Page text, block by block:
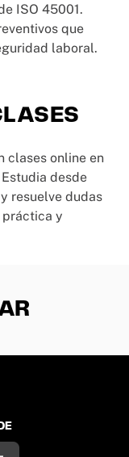
ISO 45001.
que
laboral.
clases online en
desde
resuelve dudas
práctica y